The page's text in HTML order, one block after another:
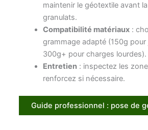
maintenir le géotextile avant
granulats.
Compatibilité matériaux:
grammage adapté (150g
300g+ pour charges lourdes).
Entretien: inspectez les
renforcez si nécessaire.
Guide professionnel : pose de